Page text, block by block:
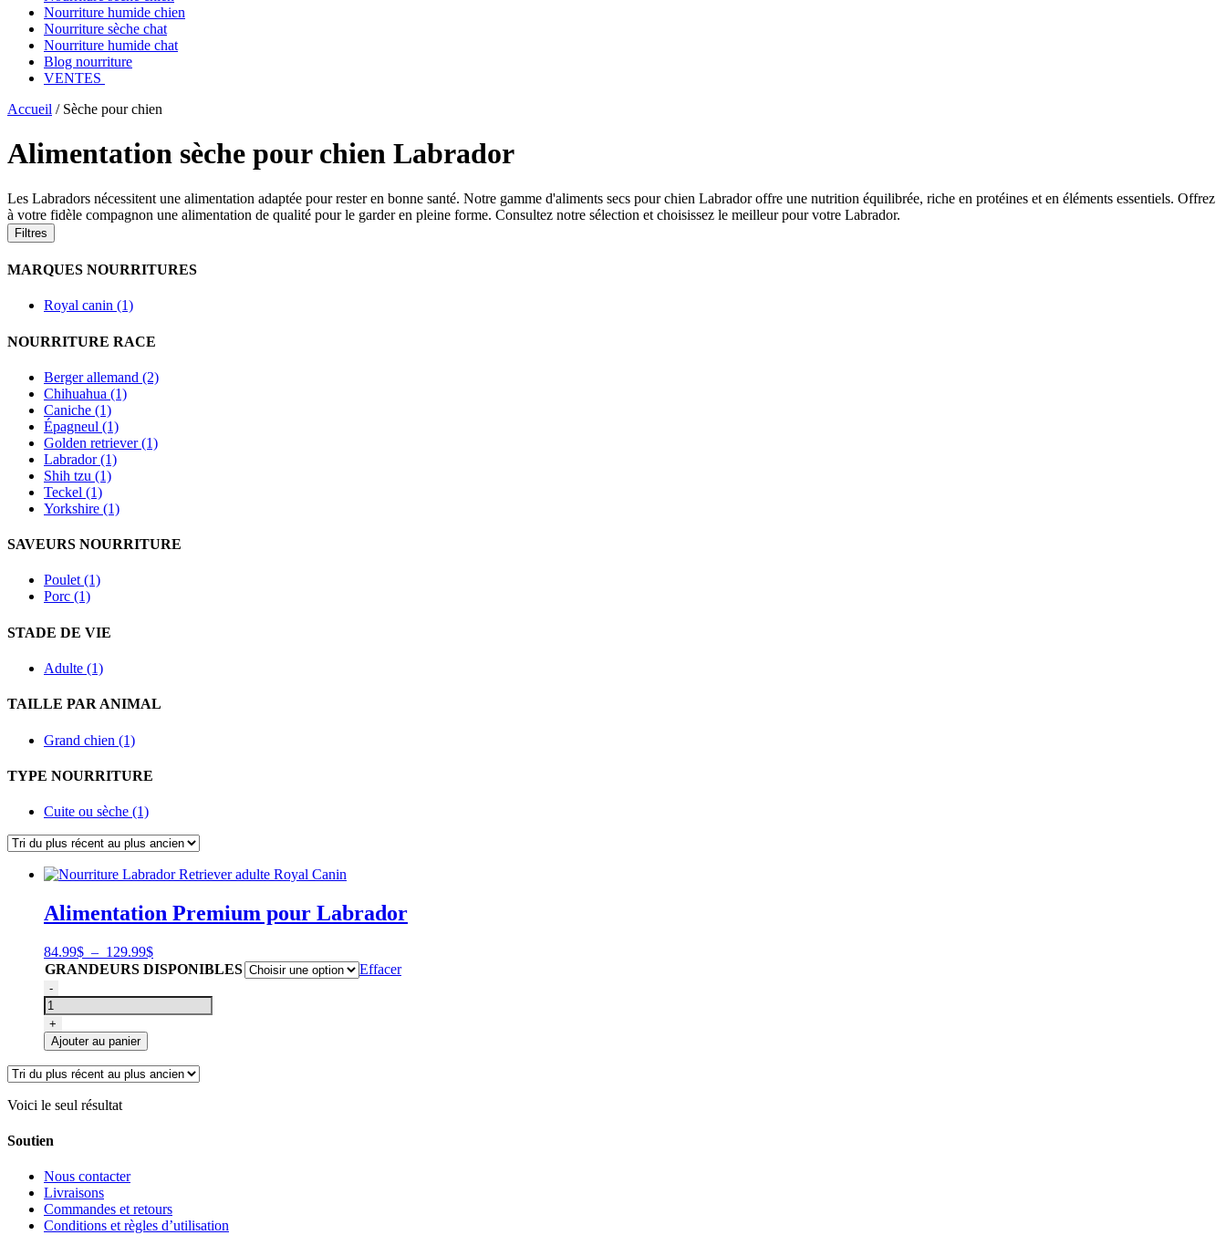
Nourriture humide chien
Nourriture sèche chat
Nourriture humide chat
Blog nourriture
VENTES
Accueil / Sèche pour chien
Alimentation sèche pour chien Labrador
Les Labradors nécessitent une alimentation adaptée pour rester en bonne santé. Notre gamme d'aliments secs pour chien Labrador offre une nutrition équilibrée, riche en protéines et en éléments essentiels. Offrez
à votre fidèle compagnon une alimentation de qualité pour le garder en pleine forme. Consultez notre sélection et choisissez le meilleur pour votre Labrador.
Filtres
MARQUES NOURRITURES
Royal canin (1)
NOURRITURE RACE
Berger allemand (2)
Chihuahua (1)
Caniche (1)
Épagneul (1)
Golden retriever (1)
Labrador (1)
Shih tzu (1)
Teckel (1)
Yorkshire (1)
SAVEURS NOURRITURE
Poulet (1)
Porc (1)
STADE DE VIE
Adulte (1)
TAILLE PAR ANIMAL
Grand chien (1)
TYPE NOURRITURE
Cuite ou sèche (1)
Alimentation Premium pour Labrador
84.99$ – 129.99$Plage
de
84.99$
à
GRANDEURS DISPONIBLES
Effacer
quantité
de
Nourriture
Labrador
Retriever
adulte
Royal
Canin
-
+
Ajouter au panier
Voici le seul résultat
Soutien
Nous contacter
Livraisons
Commandes et retours
Conditions et règles d’utilisation